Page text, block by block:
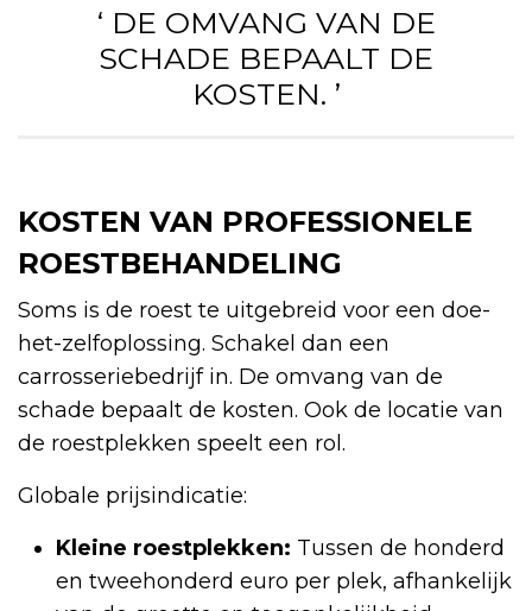
‘ DE OMVANG VAN DE
SCHADE BEPAALT DE
KOSTEN. ’
KOSTEN VAN PROFESSIONELE
ROESTBEHANDELING
Soms is de roest te uitgebreid voor een doe-
het-zelfoplossing. Schakel dan een
carrosseriebedrijf in. De omvang van de
schade bepaalt de kosten. Ook de locatie van
de roestplekken speelt een rol.
Globale prijsindicatie:
Kleine roestplekken: Tussen de honderd
en tweehonderd euro per plek, afhankelijk